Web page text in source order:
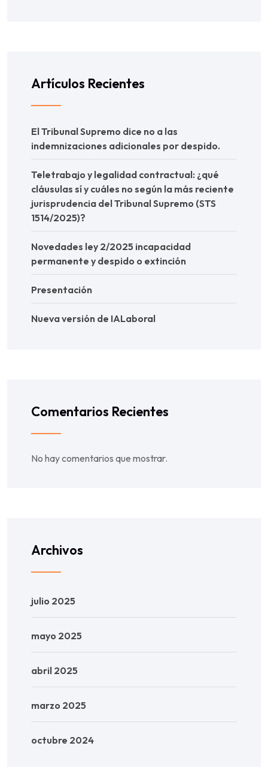
Artículos Recientes
El Tribunal Supremo dice no a las
indemnizaciones adicionales por despido.
Teletrabajo y legalidad contractual: ¿qué
cláusulas sí y cuáles no según la más reciente
jurisprudencia del Tribunal Supremo (STS
1514/2025)?
Novedades ley 2/2025 incapacidad
permanente y despido o extinción
Presentación
Nueva versión de IALaboral
Comentarios Recientes
No hay comentarios que mostrar.
Archivos
julio 2025
mayo 2025
abril 2025
marzo 2025
octubre 2024